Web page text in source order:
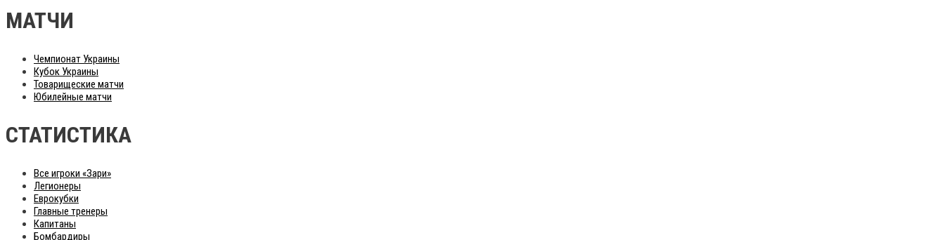
МАТЧИ
Чемпионат Украины
Кубок Украины
Товарищеские матчи
Юбилейные матчи
СТАТИСТИКА
Все игроки «Зари»
Легионеры
Еврокубки
Главные тренеры
Капитаны
Бомбардиры